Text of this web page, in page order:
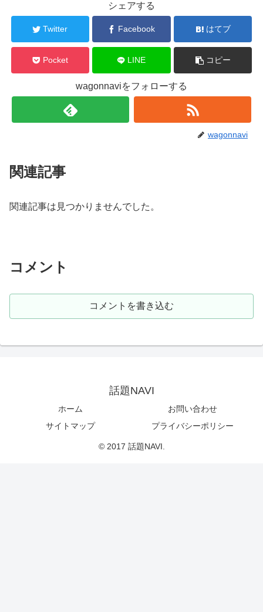
シェアする
Twitter Facebook はてブ
Pocket LINE コピー
wagonnaviをフォローする
wagonnavi
関連記事
関連記事は見つかりませんでした。
コメント
コメントを書き込む
話題NAVI
ホーム
お問い合わせ
サイトマップ
プライバシーポリシー
© 2017 話題NAVI.